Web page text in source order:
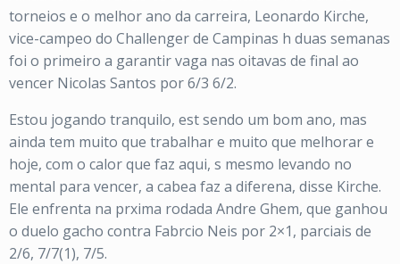
torneios e o melhor ano da carreira, Leonardo Kirche,
vice-campeo do Challenger de Campinas h duas semanas
foi o primeiro a garantir vaga nas oitavas de final ao
vencer Nicolas Santos por 6/3 6/2.
Estou jogando tranquilo, est sendo um bom ano, mas
ainda tem muito que trabalhar e muito que melhorar e
hoje, com o calor que faz aqui, s mesmo levando no
mental para vencer, a cabea faz a diferena, disse Kirche.
Ele enfrenta na prxima rodada Andre Ghem, que ganhou
o duelo gacho contra Fabrcio Neis por 2×1, parciais de
2/6, 7/7(1), 7/5.